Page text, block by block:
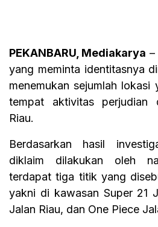
PEKANBARU, Mediakarya –
yang meminta identitasnya
menemukan sejumlah lokasi
tempat aktivitas perjudian
Riau.
Berdasarkan hasil
diklaim dilakukan oleh
terdapat tiga titik yang
yakni di kawasan Super 21
Jalan Riau, dan One Piece